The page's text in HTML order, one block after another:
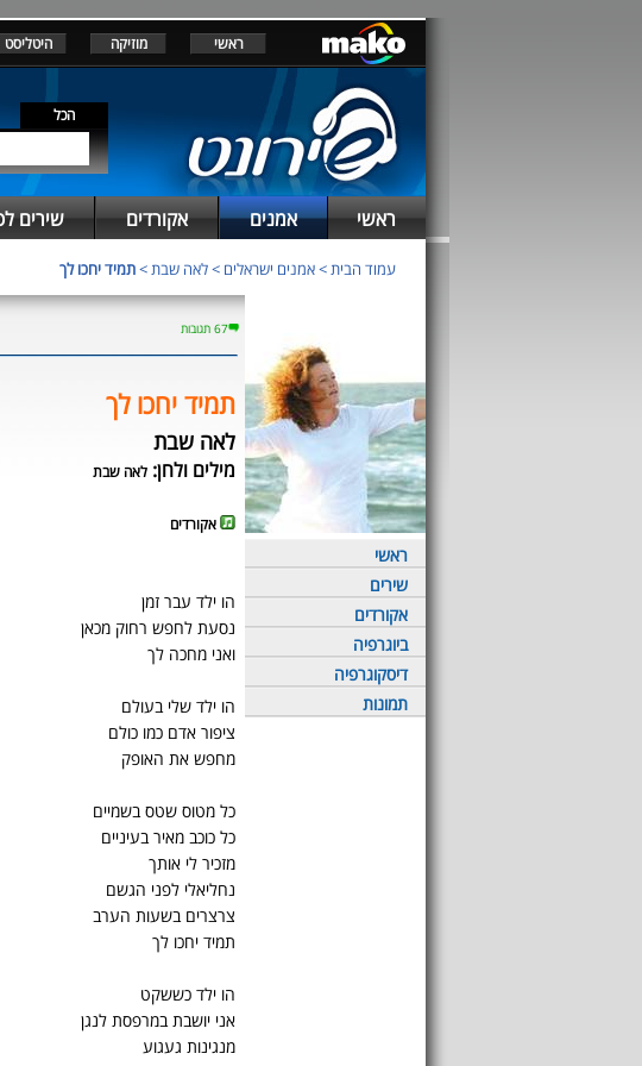
ראשי מוזיקה היטליסט
הכל
ראשי אמנים אקורדים שירים
עמוד הבית>אמנים ישראלים >לאה שבת>תמיד יחכו לך
ראשי
שירים
אקורדים
ביוגרפיה
דיסקוגרפיה
תמונות
67 תגובות
תמיד יחכו לך
לאה שבת
מילים ולחן: לאה שבת
אקורדים
הו ילד עבר זמן
נסעת לחפש רחוק מכאן
ואני מחכה לך
הו ילד שלי בעולם
ציפור אדם כמו כולם
מחפש את האופק
כל מטוס שטס בשמיים
כל כוכב מאיר בעיניים
מזכיר לי אותך
נחליאלי לפני הגשם
צרצרים בשעות הערב
תמיד יחכו לך
הו ילד כששקט
אני יושבת במרפסת לנגן
מנגינות געגוע